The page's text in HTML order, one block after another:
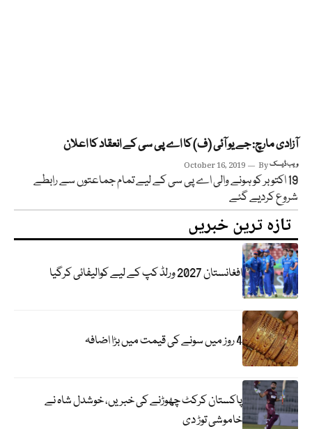
آزادی مارچ: جے یو آئی (ف) کا اے پی سی کے انعقاد کا اعلان
October 16, 2019 Byویب ڈیسک
19 اکتوبر کو ہونے والی اے پی سی کے لیے تمام جماعتوں سے رابطے
شروع کردیے گئے
تازہ ترین خبریں
افغانستان 2027 ورلڈ کپ کے لیے کوالیفائی کرگیا
4 روز میں سونے کی قیمت میں بڑا اضافہ
پاکستان کرکٹ چھوڑنے کی خبریں، خوشدل شاہ نے
خاموشی توڑ دی